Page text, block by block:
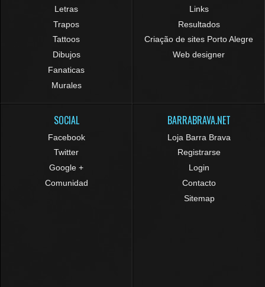
Letras
Trapos
Tattoos
Dibujos
Fanaticas
Murales
Links
Resultados
Criação de sites Porto Alegre
Web designer
SOCIAL
Facebook
Twitter
Google +
Comunidad
BARRABRAVA.NET
Loja Barra Brava
Registrarse
Login
Contacto
Sitemap